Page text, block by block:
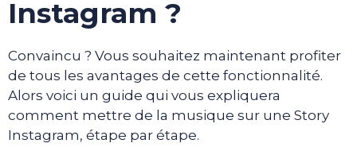
Instagram ?
Convaincu ? Vous souhaitez maintenant profiter
de tous les avantages de cette fonctionnalité.
Alors voici un guide qui vous expliquera
comment mettre de la musique sur une Story
Instagram, étape par étape.